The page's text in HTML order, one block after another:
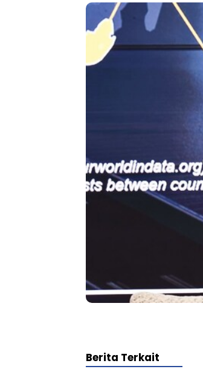
Berita Terkait